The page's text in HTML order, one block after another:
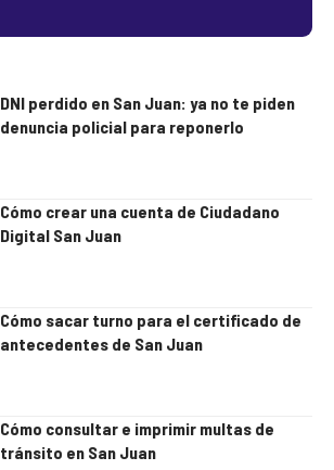
DNI perdido en San Juan: ya no te piden
denuncia policial para reponerlo
Cómo crear una cuenta de Ciudadano
Digital San Juan
Cómo sacar turno para el certificado de
antecedentes de San Juan
Cómo consultar e imprimir multas de
tránsito en San Juan